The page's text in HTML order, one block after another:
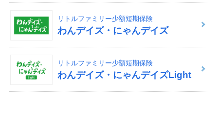
リトルファミリー少額短期保険
わんデイズ・にゃんデイズ
リトルファミリー少額短期保険
わんデイズ・にゃんデイズLight